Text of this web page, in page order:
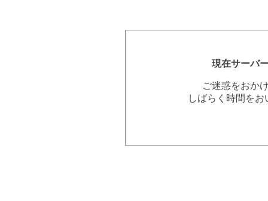
現在サーバ
ご迷惑をおか
しばらく時間を